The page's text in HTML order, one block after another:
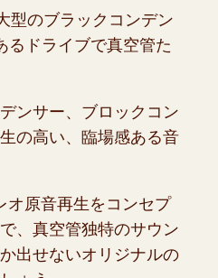
型のブラックコンデン
るドライブで真空管た
ンサー、ブロックコン
の高い、臨場感ある音
オ原音再生をコンセプ
、真空管独特のサウン
出せないオリジナルの